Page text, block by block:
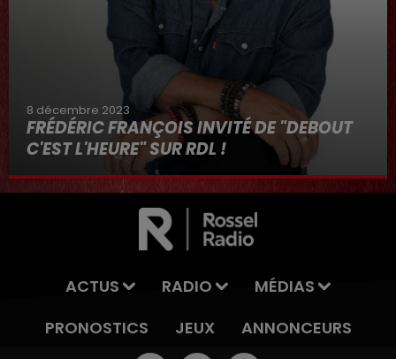
8 décembre 2023
FRÉDÉRIC FRANÇOIS INVITÉ DE "DEBOUT
C'EST L'HEURE" SUR RDL !
8 décembre 2023
ACTUS RADIO
MÉDIAS
PRONOSTICS
JEUX ANNONCEURS